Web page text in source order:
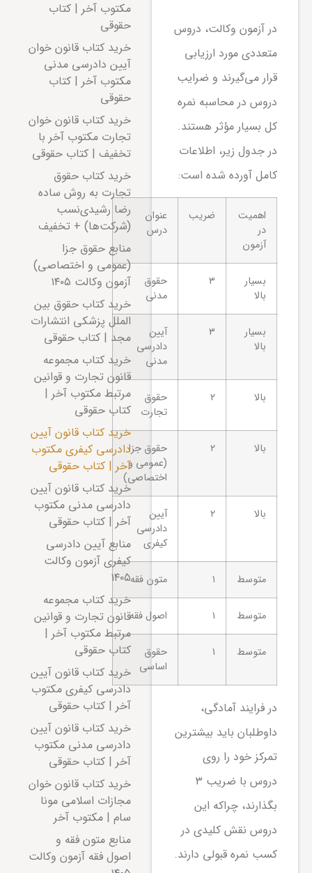
در آزمون وکالت، دروس
متعددی مورد ارزیابی
قرار می‌گیرند و ضرایب
دروس در محاسبه نمره
کل بسیار مؤثر هستند.
در جدول زیر، اطلاعات
کامل آورده شده است:
اهمیت
در
آزمون
ضریب
عنوان
درس
بسیار
بالا
۳
حقوق
مدنی
بسیار
بالا
۳
آیین
دادرسی
مدنی
بالا ۲
حقوق
تجارت
بالا ۲
حقوق جزا
(عمومی و
اختصاصی)
بالا ۲
آیین
دادرسی
کیفری
متوسط ۱ متون فقه
متوسط ۱ اصول فقه
متوسط ۱
حقوق
اساسی
در فرایند آمادگی،
داوطلبان باید بیشترین
تمرکز خود را روی
دروس با ضریب ۳
بگذارند، چراکه این
دروس نقش کلیدی در
کسب نمره قبولی دارند.
مکتوب آخر | کتاب
حقوقی
خرید کتاب قانون خوان
آیین دادرسی مدنی
مکتوب آخر | کتاب
حقوقی
خرید کتاب قانون خوان
تجارت مکتوب آخر با
تخفیف | کتاب حقوقی
خرید کتاب حقوق
تجارت به روش ساده
رضا رشیدی‌نسب
(شرکت‌ها) + تخفیف
منابع حقوق جزا
(عمومی و اختصاصی)
آزمون وکالت ۱۴۰۵
خرید کتاب حقوق بین
الملل پزشکی انتشارات
مجد | کتاب حقوقی
خرید کتاب مجموعه
قانون تجارت و قوانین
مرتبط مکتوب آخر |
کتاب حقوقی
خرید کتاب قانون آیین
دادرسی کیفری مکتوب
آخر | کتاب حقوقی
خرید کتاب قانون آیین
دادرسی مدنی مکتوب
آخر | کتاب حقوقی
منابع آیین دادرسی
کیفری آزمون وکالت
۱۴۰۵
خرید کتاب مجموعه
قانون تجارت و قوانین
مرتبط مکتوب آخر |
کتاب حقوقی
خرید کتاب قانون آیین
دادرسی کیفری مکتوب
آخر | کتاب حقوقی
خرید کتاب قانون آیین
دادرسی مدنی مکتوب
آخر | کتاب حقوقی
خرید کتاب قانون خوان
مجازات اسلامی مونا
سام | مکتوب آخر
منابع متون فقه و
اصول فقه آزمون وکالت